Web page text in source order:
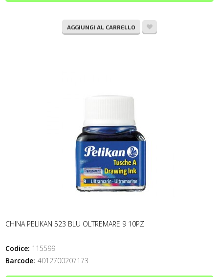
AGGIUNGI AL CARRELLO
CHINA PELIKAN 523 BLU OLTREMARE 9 10PZ
Codice: 115599
Barcode: 4012700207173